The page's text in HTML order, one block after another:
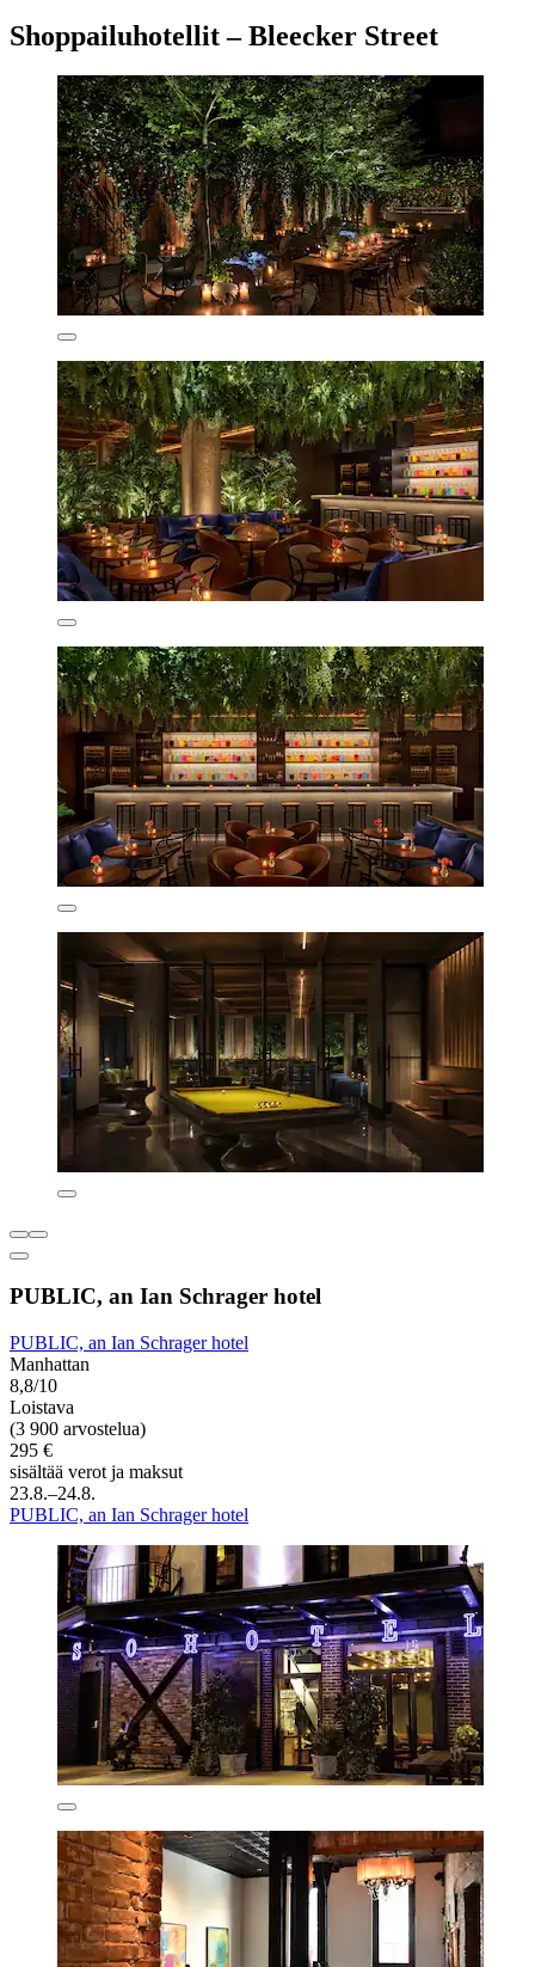
Shoppailuhotellit – Bleecker Street
PUBLIC, an Ian Schrager hotel
PUBLIC, an Ian Schrager hotel
Manhattan
8,8/10
Loistava
(3 900 arvostelua)
295 €
sisältää verot ja maksut
23.8.–24.8.
PUBLIC, an Ian Schrager hotel